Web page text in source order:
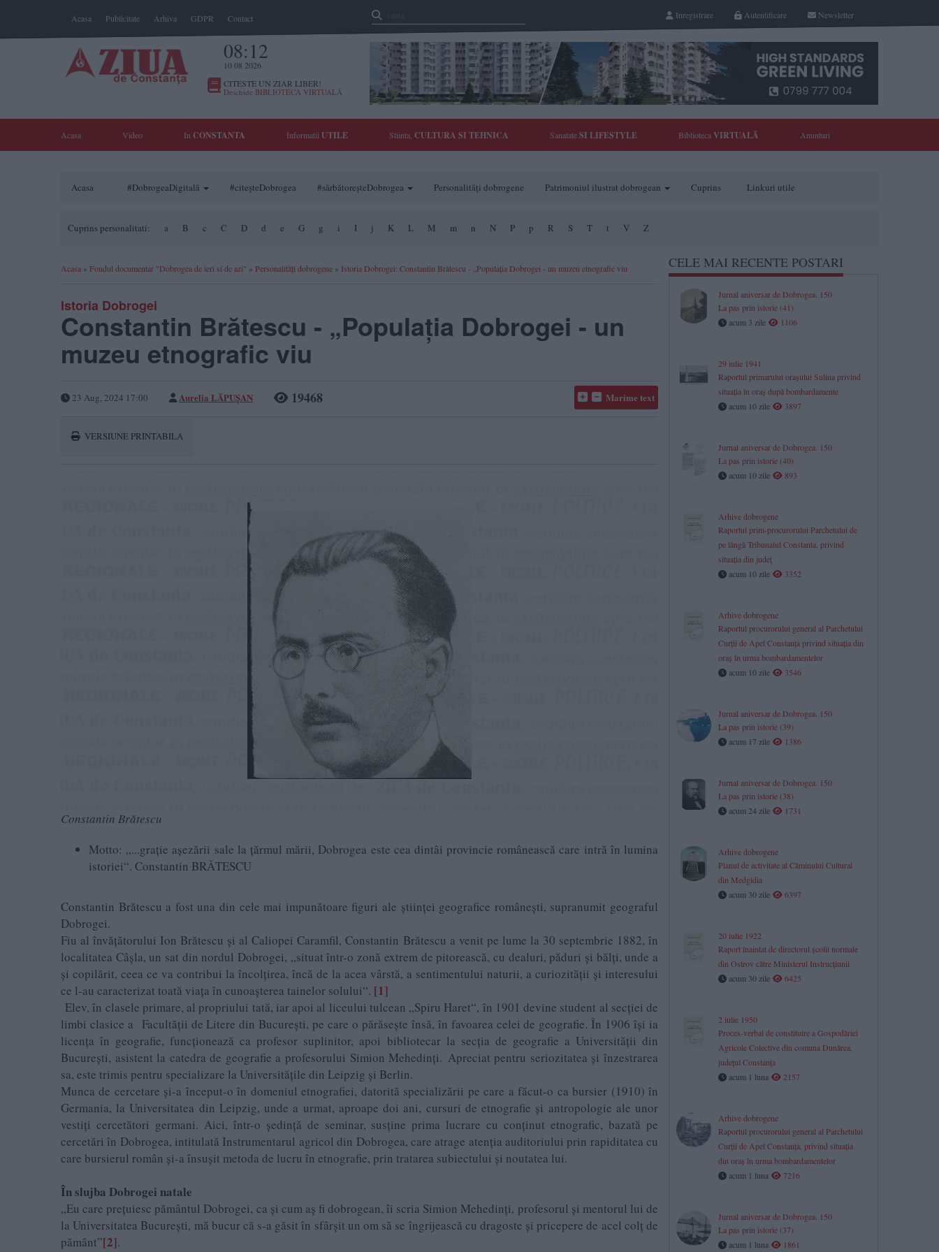
Acasa Publicitate Arhiva GDPR Contact Newsletter
Autentificare
Inregistrare
08:12
10 08 2026
CITESTE UN ZIAR LIBER!
Deschide BIBLIOTECA VIRTUALĂ
Acasa Video In CONSTANTA Informatii UTILE Stiinta, CULTURA SI TEHNICA SanatateSI LIFESTYLE BibliotecaVIRTUALĂ Anunturi
Acasa #DobrogeaDigitală #citeșteDobrogea #sărbătoreșteDobrogea Personalități dobrogene Patrimoniul ilustrat dobrogean Cuprins Linkuri utile
Cuprins personalitati: a B c C D d e G g i I j K L M m n N P p R S T t V Z
Acasa » Fondul documentar "Dobrogea de ieri si de azi" » Personalități dobrogene » Istoria Dobrogei: Constantin Brătescu - „Populația Dobrogei - un muzeu etnografic viu
Istoria Dobrogei
Constantin Brătescu - „Populația Dobrogei - un
muzeu etnografic viu
23 Aug, 2024 17:00 Aurelia LĂPUȘAN 19468 Marime text
VERSIUNE PRINTABILA
Constantin Brătescu
Motto: „...grație așezării sale la țărmul mării, Dobrogea este cea dintâi provincie românească care intră în lumina
istoriei“. Constantin BRĂTESCU
Constantin Brătescu a fost una din cele mai impunătoare figuri ale științei geografice românești, supranumit geograful
Dobrogei.
Fiu al învăţătorului Ion Brătescu şi al Caliopei Caramfil, Constantin Brătescu a venit pe lume la 30 septembrie 1882, în
localitatea Câşla, un sat din nordul Dobrogei, „situat într-o zonă extrem de pitorească, cu dealuri, păduri şi bălţi, unde a
şi copilărit, ceea ce va contribui la încolţirea, încă de la acea vârstă, a sentimentului naturii, a curiozităţii şi interesului
ce l-au caracterizat toată viaţa în cunoaşterea tainelor solului“. [1]
Elev, în clasele primare, al propriului tată, iar apoi al liceului tulcean „Spiru Haret“, în 1901 devine student al secţiei de
limbi clasice a Facultăţii de Litere din Bucureşti, pe care o părăseşte însă, în favoarea celei de geografie. În 1906 își ia
licența în geografie, funcționează ca profesor suplinitor, apoi bibliotecar la secția de geografie a Universității din
București, asistent la catedra de geografie a profesorului Simion Mehedinți. Apreciat pentru seriozitatea şi înzestrarea
sa, este trimis pentru specializare la Universităţile din Leipzig şi Berlin.
Munca de cercetare și-a început-o în domeniul etnografiei, datorită specializării pe care a făcut-o ca bursier (1910) în
Germania, la Universitatea din Leipzig, unde a urmat, aproape doi ani, cursuri de etnografie și antropologie ale unor
vestiți cercetători germani. Aici, într-o ședință de seminar, susține prima lucrare cu conținut etnografic, bazată pe
cercetări în Dobrogea, intitulată Instrumentarul agricol din Dobrogea, care atrage atenția auditoriului prin rapiditatea cu
care bursierul român și-a însușit metoda de lucru în etnografie, prin tratarea subiectului și noutatea lui.
În slujba Dobrogei natale
„Eu care prețuiesc pământul Dobrogei, ca și cum aș fi dobrogean, îi scria Simion Mehedinți, profesorul și mentorul lui de
la Universitatea București, mă bucur că s-a găsit în sfârșit un om să se îngrijească cu dragoste și pricepere de acel colț de
pământ”[2].
CELE MAI RECENTE POSTARI
Jurnal aniversar de Dobrogea. 150
La pas prin istorie (41)
acum 3 zile
1106
29 iulie 1941
Raportul primarului orașului Sulina privind
situația în oraș după bombardamente
acum 10 zile
3897
Jurnal aniversar de Dobrogea. 150
La pas prin istorie (40)
acum 10 zile
893
Arhive dobrogene
Raportul prim-procurorului Parchetului de
pe lângă Tribunalul Constanta, privind
situaţia din judeţ
acum 10 zile
3352
​Arhive dobrogene
Raportul procurorului general al Parchetului
Curții de Apel Constanța privind situația din
oraș în urma bombardamentelor
acum 10 zile
3546
Jurnal aniversar de Dobrogea. 150
La pas prin istorie (39)
acum 17 zile
1386
Jurnal aniversar de Dobrogea. 150
La pas prin istorie (38)
acum 24 zile
1731
Arhive dobrogene
Planul de activitate al Căminului Cultural
din Medgidia
acum 30 zile
6397
20 iulie 1922
Raport înaintat de directorul școlii normale
din Ostrov către Ministerul Instrucțiunii
acum 30 zile
6425
2 iulie 1950
Proces-verbal de constituire a Gospodăriei
Agricole Colective din comuna Dunărea,
județul Constanța
acum 1 luna
2157
Arhive dobrogene
Raportul procurorului general al Parchetului
Curţii de Apel Constanţa, privind situaţia
din oraş în urma bombardamentelor
acum 1 luna
7216
Jurnal aniversar de Dobrogea. 150
La pas prin istorie (37)
acum 1 luna
1861